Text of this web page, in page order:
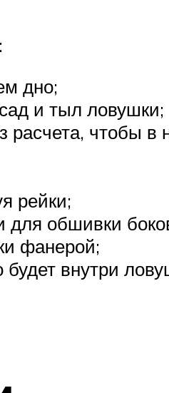
дно;
и тыл ловушки;
расчета, чтобы
рейки;
обшивки
фанерой;
внутри